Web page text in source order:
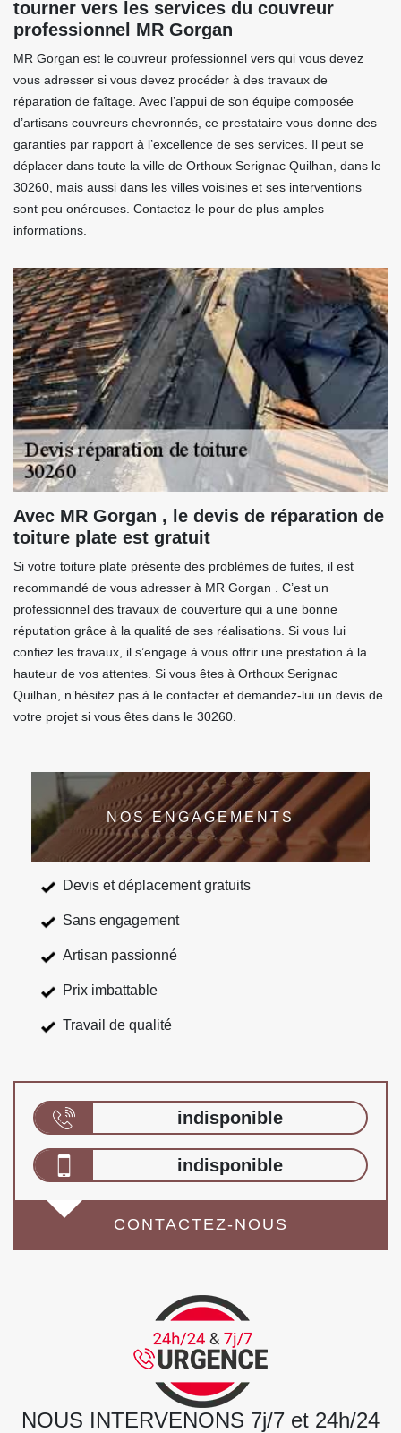
tourner vers les services du couvreur
professionnel MR Gorgan
MR Gorgan est le couvreur professionnel vers qui vous devez
vous adresser si vous devez procéder à des travaux de
réparation de faîtage. Avec l’appui de son équipe composée
d’artisans couvreurs chevronnés, ce prestataire vous donne des
garanties par rapport à l’excellence de ses services. Il peut se
déplacer dans toute la ville de Orthoux Serignac Quilhan, dans le
30260, mais aussi dans les villes voisines et ses interventions
sont peu onéreuses. Contactez-le pour de plus amples
informations.
Avec MR Gorgan , le devis de réparation de
toiture plate est gratuit
Si votre toiture plate présente des problèmes de fuites, il est
recommandé de vous adresser à MR Gorgan . C’est un
professionnel des travaux de couverture qui a une bonne
réputation grâce à la qualité de ses réalisations. Si vous lui
confiez les travaux, il s’engage à vous offrir une prestation à la
hauteur de vos attentes. Si vous êtes à Orthoux Serignac
Quilhan, n’hésitez pas à le contacter et demandez-lui un devis de
votre projet si vous êtes dans le 30260.
NOS ENGAGEMENTS
Devis et déplacement gratuits
Sans engagement
Artisan passionné
Prix imbattable
Travail de qualité
indisponible
indisponible
CONTACTEZ-NOUS
NOUS INTERVENONS 7j/7 et 24h/24